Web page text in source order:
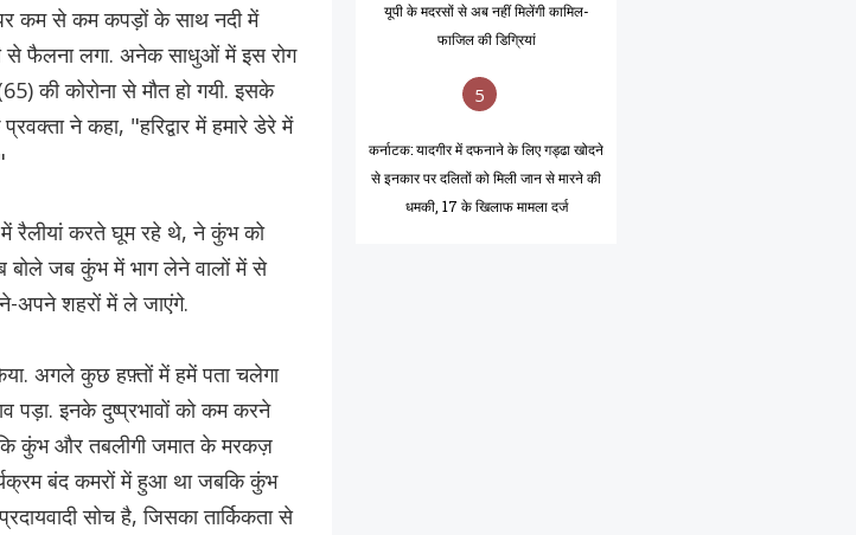
कम से कम कपड़ों के साथ नदी में
से फैलना लगा. अनेक साधुओं में इस रोग
की कोरोना से मौत हो गयी. इसके
ने कहा, "हरिद्वार में हमारे डेरे में
रैलीयां करते घूम रहे थे, ने कुंभ को
बोले जब कुंभ में भाग लेने वालों में से
अपने शहरों में ले जाएंगे.
अगले कुछ हफ़्तों में हमें पता चलेगा
पड़ा. इनके दुष्प्रभावों को कम करने
कि कुंभ और तबलीगी जमात के मरकज़
बंद कमरों में हुआ था जबकि कुंभ
सोच है, जिसका तार्किकता से
यूपी के मदरसों से अब नहीं मिलेंगी कामिल-
फाजिल की डिग्रियां
5
कर्नाटक: यादगीर में दफनाने के लिए गड्ढा खोदने
से इनकार पर दलितों को मिली जान से मारने की
धमकी, 17 के खिलाफ मामला दर्ज